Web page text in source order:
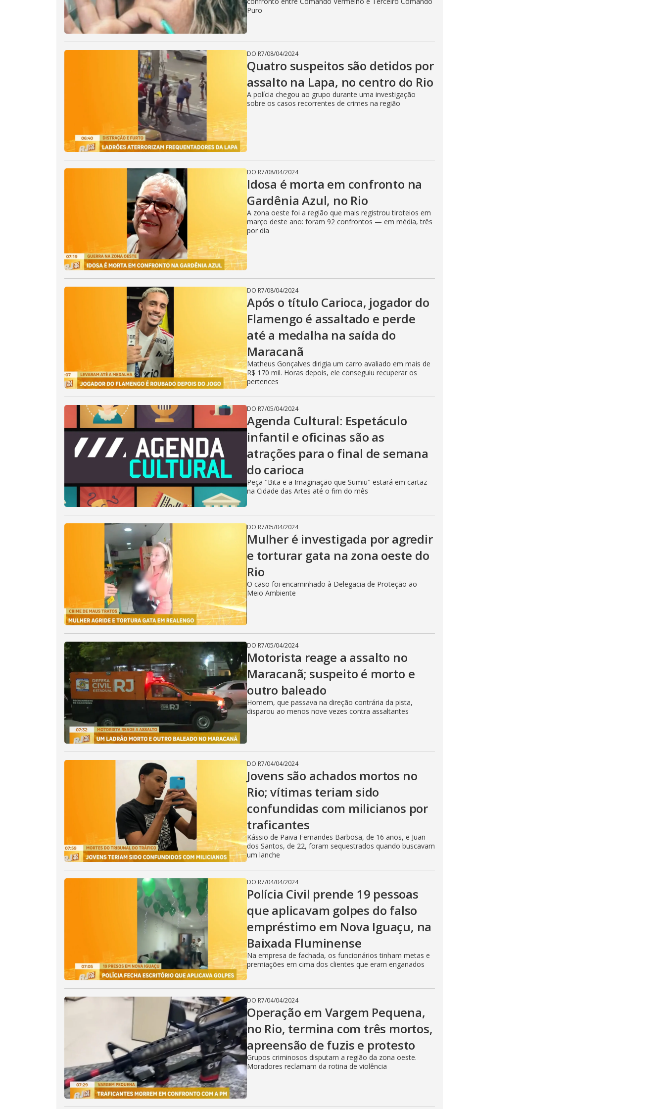
i
d
e
o
Puro
DO R7/08/04/2024
Quatro suspeitos são detidos por
assalto na Lapa, no centro do Rio
A polícia chegou ao grupo durante uma investigação
sobre os casos recorrentes de crimes na região
DO R7/08/04/2024
Idosa é morta em confronto na
Gardênia Azul, no Rio
A zona oeste foi a região que mais registrou tiroteios em
março deste ano: foram 92 confrontos — em média, três
por dia
DO R7/08/04/2024
Após o título Carioca, jogador do
Flamengo é assaltado e perde
até a medalha na saída do
Maracanã
Matheus Gonçalves dirigia um carro avaliado em mais de
R$ 170 mil. Horas depois, ele conseguiu recuperar os
pertences
DO R7/05/04/2024
Agenda Cultural: Espetáculo
infantil e oficinas são as
atrações para o final de semana
do carioca
Peça "Bita e a Imaginação que Sumiu" estará em cartaz
na Cidade das Artes até o fim do mês
DO R7/05/04/2024
Mulher é investigada por agredir
e torturar gata na zona oeste do
Rio
O caso foi encaminhado à Delegacia de Proteção ao
Meio Ambiente
DO R7/05/04/2024
Motorista reage a assalto no
Maracanã; suspeito é morto e
outro baleado
Homem, que passava na direção contrária da pista,
disparou ao menos nove vezes contra assaltantes
DO R7/04/04/2024
Jovens são achados mortos no
Rio; vítimas teriam sido
confundidas com milicianos por
traficantes
Kássio de Paiva Fernandes Barbosa, de 16 anos, e Juan
dos Santos, de 22, foram sequestrados quando buscavam
um lanche
DO R7/04/04/2024
Polícia Civil prende 19 pessoas
que aplicavam golpes do falso
empréstimo em Nova Iguaçu, na
Baixada Fluminense
Na empresa de fachada, os funcionários tinham metas e
premiações em cima dos clientes que eram enganados
DO R7/04/04/2024
Operação em Vargem Pequena,
no Rio, termina com três mortos,
apreensão de fuzis e protesto
Grupos criminosos disputam a região da zona oeste.
Moradores reclamam da rotina de violência